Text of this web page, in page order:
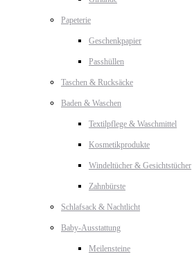
Papeterie
Geschenkpapier
Passhüllen
Taschen & Rucksäcke
Baden & Waschen
Textilpflege & Waschmittel
Kosmetikprodukte
Windeltücher & Gesichtstücher
Zahnbürste
Schlafsack & Nachtlicht
Baby-Ausstattung
Meilensteine